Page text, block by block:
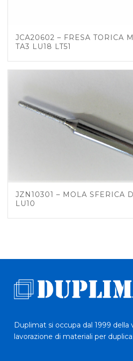
JCA20602 – FRESA TORICA
TA3 LU18 LT51
JZN10301 – MOLA SFERICA
LU10
Duplimat si occupa dal 1999 della
lavorazione di materiali per